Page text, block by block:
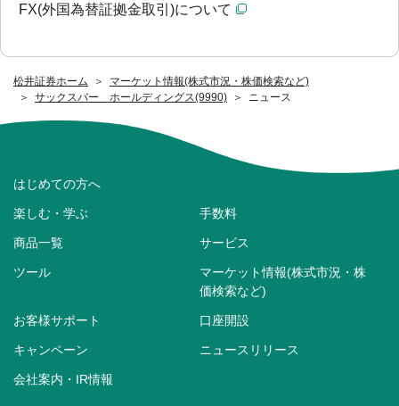
松井証券ホーム
マーケット情報(株式市況・株価検索など)
サックスバー ホールディングス(9990)
ニュース
FX(外国為替証拠金取引)について
はじめての方へ
楽しむ・学ぶ 手数料
商品一覧 サービス
ツール
マーケット情報(株式市況・株
価検索など)
お客様サポート 口座開設
キャンペーン ニュースリリース
会社案内・IR情報